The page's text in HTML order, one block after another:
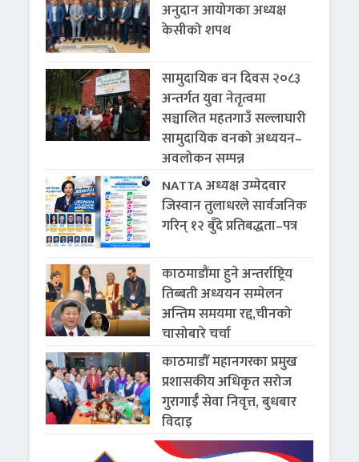
अनुदान आयोगका अध्यक्ष
केसीको शपथ
सामुदायिक वन दिवस २०८३
अन्तर्गत युवा नेतृत्वमा
सञ्चालित महतगाउँ सल्लाघारी
सामुदायिक वनको अध्ययन–
अवलोकन सम्पन्न
NATTA अध्यक्ष उम्मेदवार
जिस्वान तुलाधरले सार्वजनिक
गरिन् १२ बुँदे प्रतिबद्धता–पत्र
काठमाडौंमा हुने अन्तर्राष्ट्रिय
तिब्बती अध्ययन सम्मेलन
अन्तिम समयमा रद्द,चीनको
चासोबारे चर्चा
काठमाडौँ महानगरका प्रमुख
प्रशासकीय अधिकृत सरोज
गुरागाईँ सेवा निवृत्त, बुधबार
विदाइ